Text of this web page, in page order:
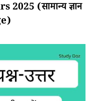
(सामान्य ज्ञान